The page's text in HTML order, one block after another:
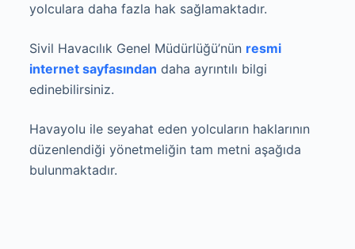
yolculara daha fazla hak sağlamaktadır.
Sivil Havacılık Genel Müdürlüğü’nün resmi
internet sayfasından daha ayrıntılı bilgi
edinebilirsiniz.
Havayolu ile seyahat eden yolcuların haklarının
düzenlendiği yönetmeliğin tam metni aşağıda
bulunmaktadır.